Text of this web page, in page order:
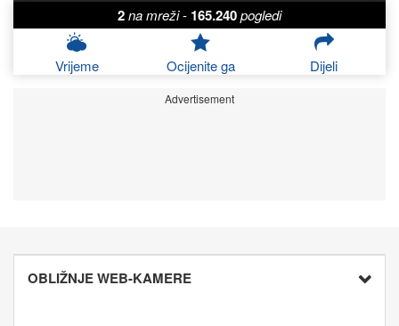
2na mreži- 165.240pogledi
Vrijeme Ocijenite ga Dijeli
Advertisement
OBLIŽNJE WEB-KAMERE